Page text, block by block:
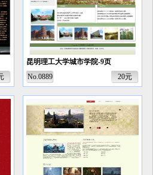
昆明理工大学城市学院-9页
No.0889
20元